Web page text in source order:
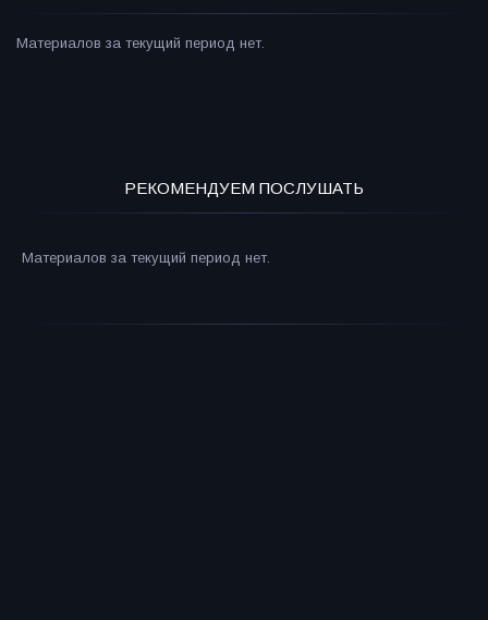
Материалов за текущий период нет.
РЕКОМЕНДУЕМ ПОСЛУШАТЬ
Материалов за текущий период нет.